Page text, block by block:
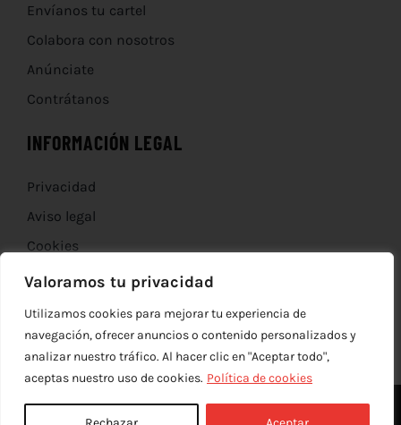
Valoramos tu privacidad
Utilizamos cookies para mejorar tu experiencia de
navegación, ofrecer anuncios o contenido personalizados y
analizar nuestro tráfico. Al hacer clic en "Aceptar todo",
aceptas nuestro uso de cookies. Política de cookies
Envíanos tu cartel
Colabora con nosotros
Anúnciate
Contrátanos
INFORMACIÓN LEGAL
Privacidad
Aviso legal
Cookies
Devoluciones